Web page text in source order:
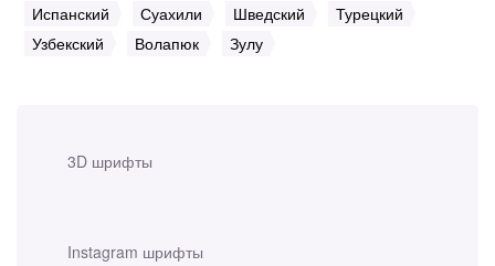
3D шрифты
Instagram шрифты
Испанский
Суахили Шведский
Турецкий
Узбекский
Волапюк Зулу